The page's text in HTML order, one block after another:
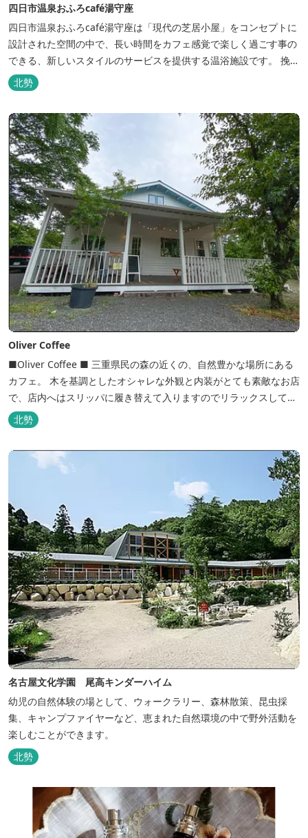
四日市温泉おふろcafé湯守座
四日市温泉おふろcafé湯守座は「現代の芝居小屋」をコンセプトに
設計された空間の中で、長い時間をカフェ感覚で楽しく過ごす事の
できる、新しいスタイルのサービスを提供する温浴施設です。 挽き
たてコーヒーやコミック、雑誌、マッサージチェア、Wi-Fiを無料
でご利用いただけます。
北勢
Oliver Coffee
■Oliver Coffee ■ 三重県民の森の近くの、自然豊かな場所にある
カフェ。 木を基調としたオシャレな外観と内装がとても素敵なお店
で、店内へはスリッパに履き替えて入りますのでリラックスして食
事を楽しめます。 席は店内にテーブル席や円卓、外のテラス席など
があり、お子様連れでも入りやすく居心地がいいカフェです。 森の
静かな雰囲気の中で、ゆっくり過ごすことができます。
北勢
名古屋文化学園 尾高キンダーハイム
幼児の自然体験の場として、ウォークラリー、森林散策、昆虫採
集、キャンプファイヤーなど、恵まれた自然環境の中で野外活動を
楽しむことができます。
北勢